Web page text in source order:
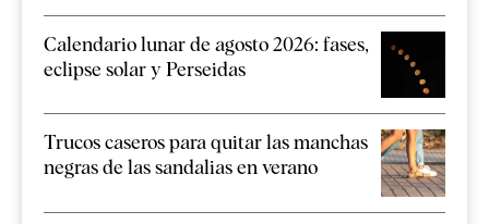
Calendario lunar de agosto 2026: fases,
eclipse solar y Perseidas
Trucos caseros para quitar las manchas
negras de las sandalias en verano